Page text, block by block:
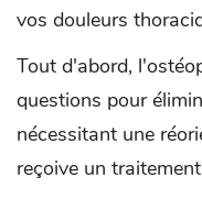
vos douleurs
Tout d'abord,
questions pour
nécessitant une
reçoive un